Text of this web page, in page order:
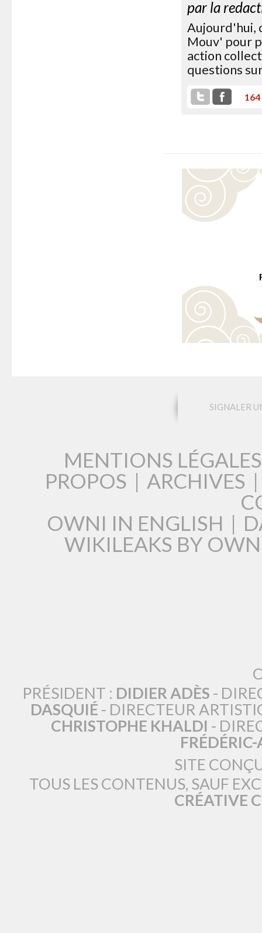
par la
Aujourd'hui,
Mouv' pour
action
questions
164
SIGNALER
MENTIONS LÉGALES
PROPOS | ARCHIVES |
OWNI IN ENGLISH |
WIKILEAKS BY
PRÉSIDENT : DIDIER ADÈS -
DASQUIÉ - DIRECTEUR
CHRISTOPHE KHALDI -
SITE
TOUS LES CONTENUS, SAUF
CRÉATIVE